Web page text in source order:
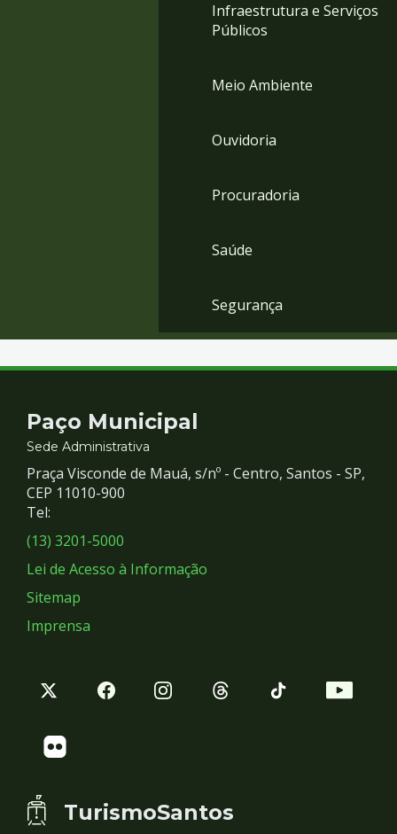
Infraestrutura e Serviços
Públicos
Meio Ambiente
Ouvidoria
Procuradoria
Saúde
Segurança
Contato
e
Redes
Sociais
Paço Municipal
Sede Administrativa
Praça Visconde de Mauá, s/nº - Centro, Santos - SP,
CEP 11010-900
Tel:
(13) 3201-5000
Lei de Acesso à Informação
Sitemap
Imprensa
TurismoSantos